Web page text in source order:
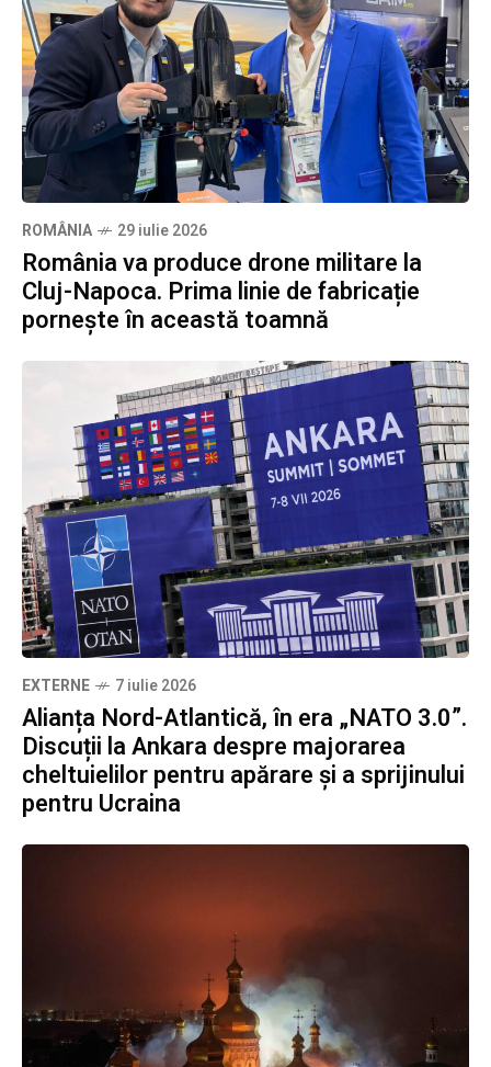
ROMÂNIA 29 iulie 2026
România va produce drone militare la
Cluj-Napoca. Prima linie de fabricație
pornește în această toamnă
EXTERNE 7 iulie 2026
Alianța Nord-Atlantică, în era „NATO 3.0”.
Discuții la Ankara despre majorarea
cheltuielilor pentru apărare și a sprijinului
pentru Ucraina